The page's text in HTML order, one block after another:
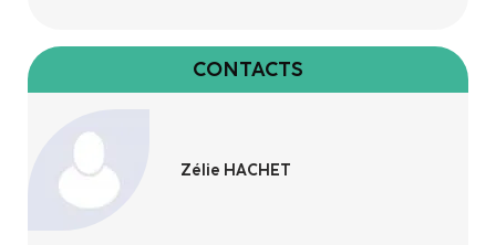
CONTACTS
Zélie HACHET